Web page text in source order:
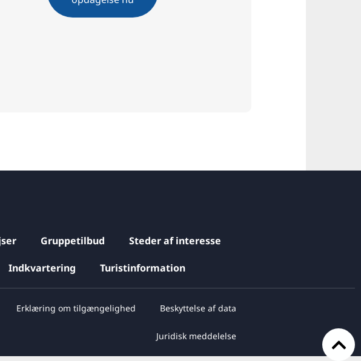
Gruppetilbud Steder af interesse
Indkvartering Turistinformation
Erklæring om tilgængelighed Beskyttelse af data
Juridisk meddelelse